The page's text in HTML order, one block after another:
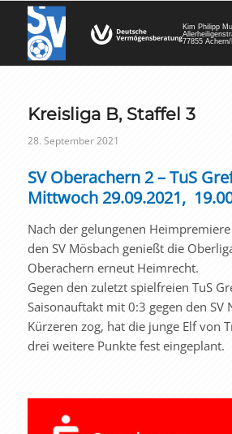
Kim Philipp
77855
Kreisliga B, Staffel 3
28. September 2021
SV Oberachern 2 – TuS
Mittwoch 29.09.2021,
Nach der gelungenen
den SV Mösbach genießt die
Oberachern erneut Heimrecht.
Gegen den zuletzt spielfreien TuS
Saisonauftakt mit 0:3 gegen den SV
Kürzeren zog, hat die junge Elf von
drei weitere Punkte fest eingeplant.